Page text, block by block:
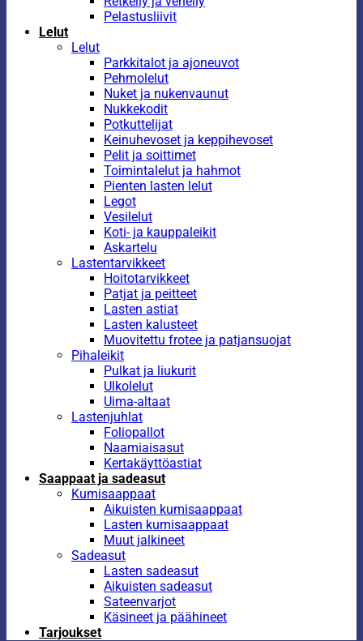
Pelastusliivit
Lelut
Lelut
Parkkitalot ja ajoneuvot
Pehmolelut
Nuket ja nukenvaunut
Nukkekodit
Potkuttelijat
Keinuhevoset ja keppihevoset
Pelit ja soittimet
Toimintalelut ja hahmot
Pienten lasten lelut
Legot
Vesilelut
Koti- ja kauppaleikit
Askartelu
Lastentarvikkeet
Hoitotarvikkeet
Patjat ja peitteet
Lasten astiat
Lasten kalusteet
Muovitettu frotee ja patjansuojat
Pihaleikit
Pulkat ja liukurit
Ulkolelut
Uima-altaat
Lastenjuhlat
Foliopallot
Naamiaisasut
Kertakäyttöastiat
Saappaat ja sadeasut
Kumisaappaat
Aikuisten kumisaappaat
Lasten kumisaappaat
Muut jalkineet
Sadeasut
Lasten sadeasut
Aikuisten sadeasut
Sateenvarjot
Käsineet ja päähineet
Tarjoukset